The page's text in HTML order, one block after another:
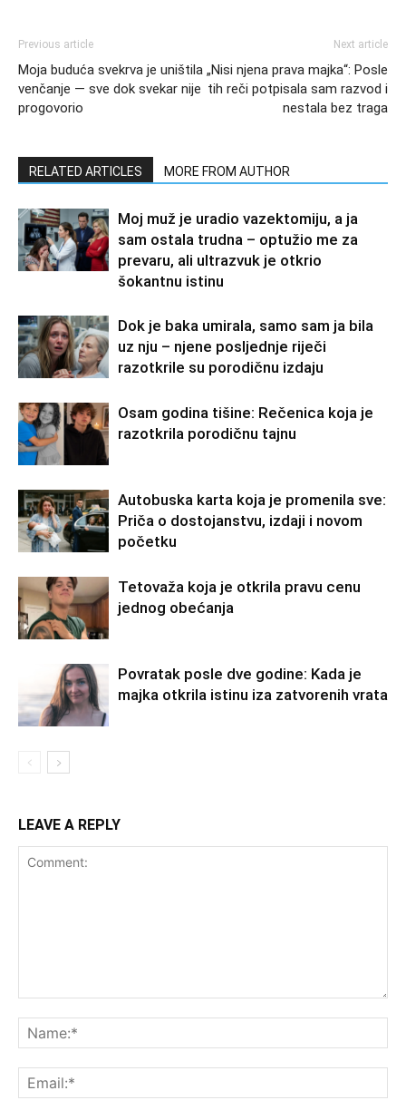
Previous article
Moja buduća svekrva je uništila
venčanje — sve dok svekar nije
progovorio
Next article
„Nisi njena prava majka“: Posle
tih reči potpisala sam razvod i
nestala bez traga
RELATED ARTICLES MORE FROM AUTHOR
Moj muž je uradio vazektomiju, a ja
sam ostala trudna – optužio me za
prevaru, ali ultrazvuk je otkrio
šokantnu istinu
Dok je baka umirala, samo sam ja bila
uz nju – njene posljednje riječi
razotkrile su porodičnu izdaju
Osam godina tišine: Rečenica koja je
razotkrila porodičnu tajnu
Autobuska karta koja je promenila sve:
Priča o dostojanstvu, izdaji i novom
početku
Tetovaža koja je otkrila pravu cenu
jednog obećanja
Povratak posle dve godine: Kada je
majka otkrila istinu iza zatvorenih vrata
LEAVE A REPLY